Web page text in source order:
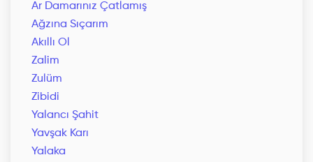
Ar Damarınız Çatlamış
Ağzına Sıçarım
Akıllı Ol
Zalim
Zulüm
Zibidi
Yalancı Şahit
Yavşak Karı
Yalaka